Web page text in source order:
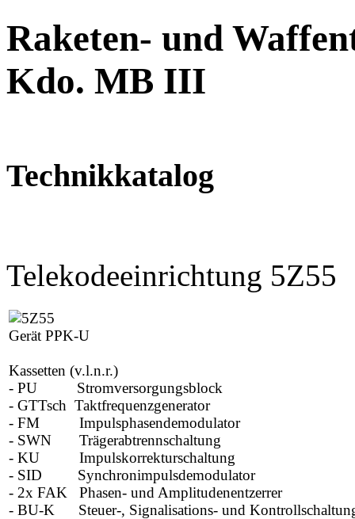
Raketen- und
Kdo. MB III
Technikkatalog
Telekodeeinrichtung 5Z55
Gerät PPK-U
Kassetten (v.l.n.r.)
- PU Stromversorgungsblock
- GTTsch Taktfrequenzgenerator
- FM Impulsphasendemodulator
- SWN Trägerabtrennschaltung
- KU Impulskorrekturschaltung
- SID Synchronimpulsdemodulator
- 2x FAK Phasen- und Amplitudenentzerrer
- BU-K Steuer-, Signalisations- und